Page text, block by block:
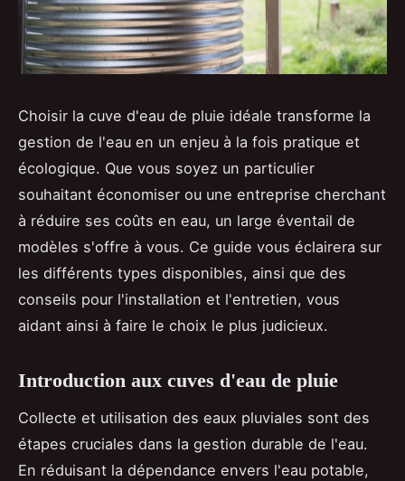
Choisir la cuve d'eau de pluie idéale transforme la
gestion de l'eau en un enjeu à la fois pratique et
écologique. Que vous soyez un particulier
souhaitant économiser ou une entreprise cherchant
à réduire ses coûts en eau, un large éventail de
modèles s'offre à vous. Ce guide vous éclairera sur
les différents types disponibles, ainsi que des
conseils pour l'installation et l'entretien, vous
aidant ainsi à faire le choix le plus judicieux.
Introduction aux cuves d'eau de pluie
Collecte et utilisation des eaux pluviales sont des
étapes cruciales dans la gestion durable de l'eau.
En réduisant la dépendance envers l'eau potable,